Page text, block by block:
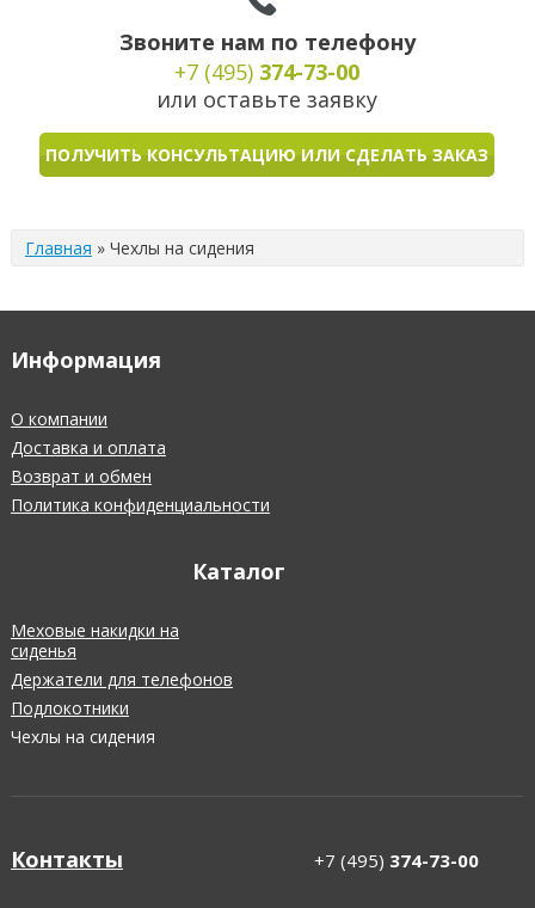
Звоните нам по телефону
+7 (495) 374-73-00
или оставьте заявку
ПОЛУЧИТЬ КОНСУЛЬТАЦИЮ ИЛИ СДЕЛАТЬ ЗАКАЗ
Главная » Чехлы на сидения
Информация
О компании
Доставка и оплата
Возврат и обмен
Политика конфиденциальности
Каталог
Меховые накидки на
сиденья
Держатели для телефонов
Подлокотники
Чехлы на сидения
Контакты +7 (495) 374-73-00